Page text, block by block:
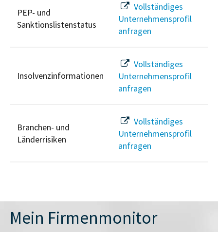
PEP- und
Sanktionslistenstatus
Vollständiges
Unternehmensprofil
anfragen
Insolvenzinformationen
Vollständiges
Unternehmensprofil
anfragen
Branchen- und
Länderrisiken
Vollständiges
Unternehmensprofil
anfragen
Mein Firmenmonitor